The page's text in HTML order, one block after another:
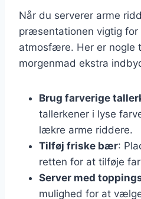
Når du serverer arme
præsentationen vigtig for
atmosfære. Her er nogle
morgenmad ekstra
Brug farverige
tallerkener i lyse
lækre arme riddere.
Tilføj friske bær:
retten for at tilføje
Server med
mulighed for at